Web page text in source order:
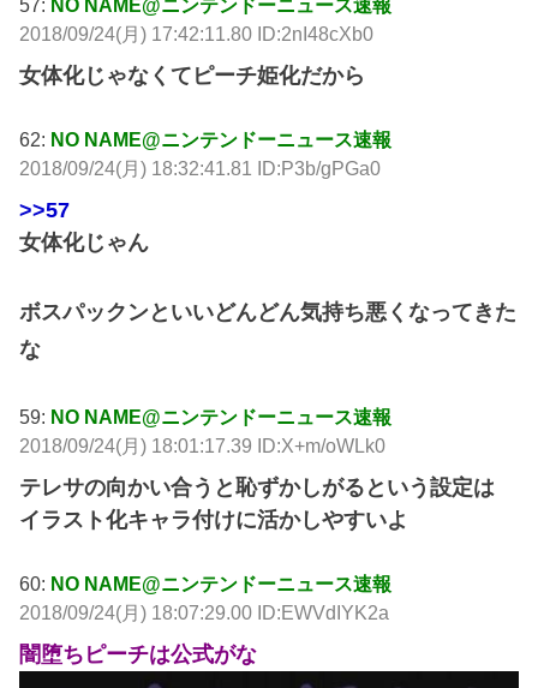
57: NO NAME@ニンテンドーニュース速報
2018/09/24(月) 17:42:11.80 ID:2nI48cXb0
女体化じゃなくてピーチ姫化だから
62: NO NAME@ニンテンドーニュース速報
2018/09/24(月) 18:32:41.81 ID:P3b/gPGa0
>>57
女体化じゃん
ボスパックンといいどんどん気持ち悪くなってきた
な
59: NO NAME@ニンテンドーニュース速報
2018/09/24(月) 18:01:17.39 ID:X+m/oWLk0
テレサの向かい合うと恥ずかしがるという設定は
イラスト化キャラ付けに活かしやすいよ
60: NO NAME@ニンテンドーニュース速報
2018/09/24(月) 18:07:29.00 ID:EWVdIYK2a
闇堕ちピーチは公式がな